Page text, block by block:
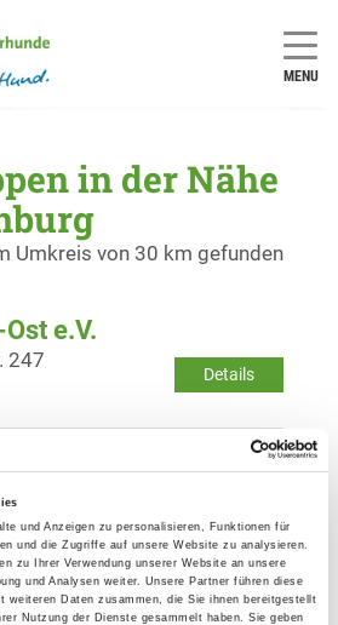
und Anzeigen zu personalisieren, Funktionen für
und die Zugriffe auf unsere Website zu analysieren.
zu Ihrer Verwendung unserer Website an unsere
und Analysen weiter. Unsere Partner führen diese
weiteren Daten zusammen, die Sie ihnen bereitgestellt
Nutzung der Dienste gesammelt haben. Sie geben
MENU
in der Nähe
Umkreis von 30 km gefunden
e.V.
Details
247